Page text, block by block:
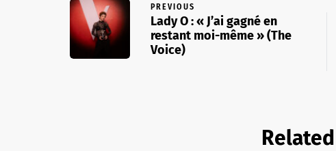
PREVIOUS
Lady O : « J’ai gagné en
restant moi-même » (The
Voice)